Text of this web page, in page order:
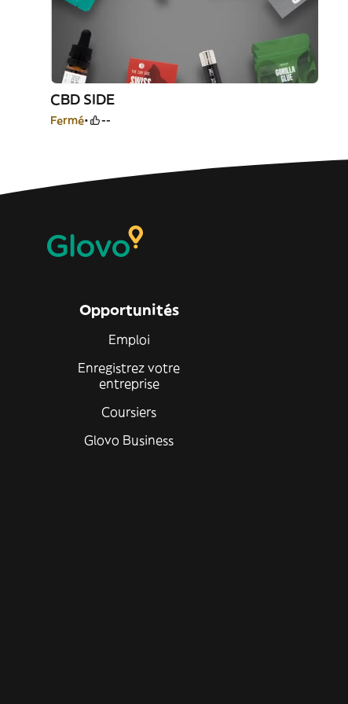
CBD SIDE
Fermé --
Opportunités
Emploi
Enregistrez votre
entreprise
Coursiers
Glovo Business